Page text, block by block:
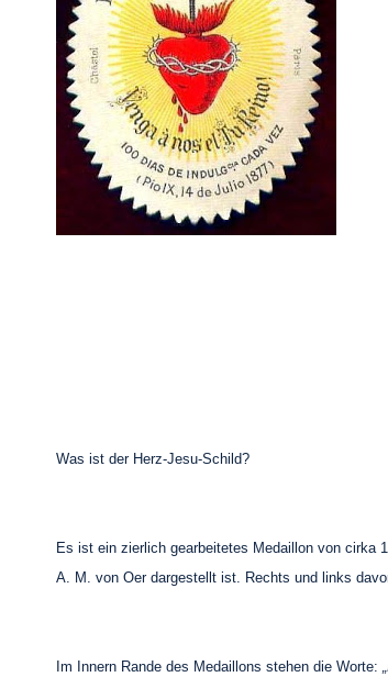
Was ist der Herz-Jesu-Schild?
Es ist ein zierlich gearbeitetes Medaillon von cirka
A. M. von Oer dargestellt ist. Rechts und links
Im Innern Rande des Medaillons stehen die Worte: